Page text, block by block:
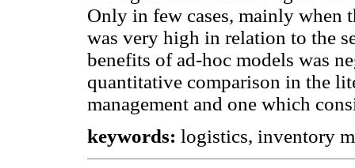
Only in few cases, mainly when
was very high in relation to the
benefits of ad-hoc models was
quantitative comparison in the
management and one which
keywords: logistics, inventory